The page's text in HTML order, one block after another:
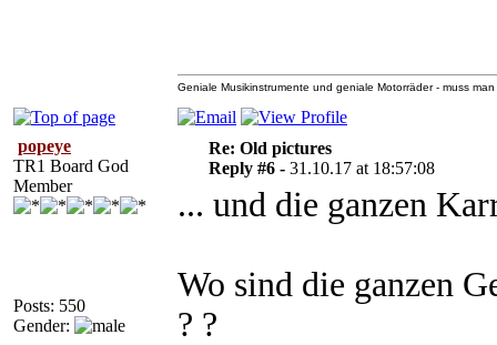
Geniale Musikinstrumente und geniale Motorräder - muss
popeye
TR1 Board God
Member
Posts: 550
Gender:
Re: Old pictures
Reply #6 - 31.10.17 at 18:57:08
... und die ganzen
Wo sind die ganzen
? ?